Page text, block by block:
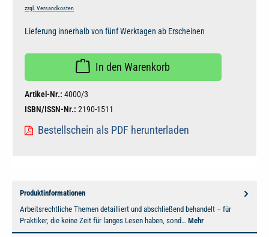
zzgl. Versandkosten
Lieferung innerhalb von fünf Werktagen ab Erscheinen
In den Warenkorb
Artikel-Nr.: 4000/3
ISBN/ISSN-Nr.: 2190-1511
Bestellschein als PDF herunterladen
Produktinformationen
Arbeitsrechtliche Themen detailliert und abschließend behandelt – für
Praktiker, die keine Zeit für langes Lesen haben, sond… Mehr